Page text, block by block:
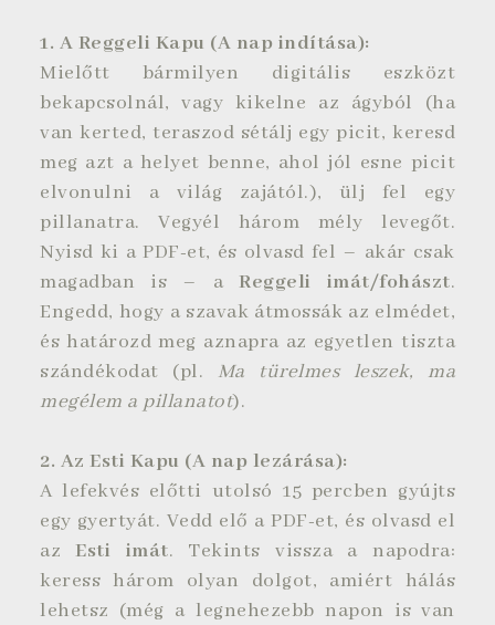
1. A Reggeli Kapu (A nap indítása):
Mielőtt bármilyen digitális eszközt
bekapcsolnál, vagy kikelne az ágyból (ha
van kerted, teraszod sétálj egy picit, keresd
meg azt a helyet benne, ahol jól esne picit
elvonulni a világ zajától.), ülj fel egy
pillanatra. Vegyél három mély levegőt.
Nyisd ki a PDF-et, és olvasd fel – akár csak
magadban is – a Reggeli imát/fohászt.
Engedd, hogy a szavak átmossák az elmédet,
és határozd meg aznapra az egyetlen tiszta
szándékodat (pl. Ma türelmes leszek, ma
megélem a pillanatot).
2. Az Esti Kapu (A nap lezárása):
A lefekvés előtti utolsó 15 percben gyújts
egy gyertyát. Vedd elő a PDF-et, és olvasd el
azEsti imát. Tekints vissza a napodra:
keress három olyan dolgot, amiért hálás
lehetsz (még a legnehezebb napon is van